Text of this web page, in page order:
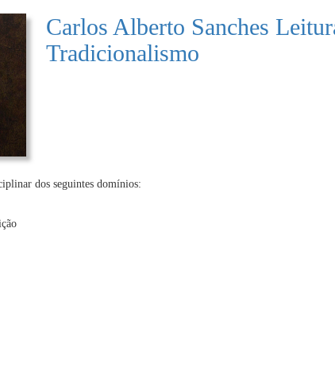
Carlos Alberto Sanches
Tradicionalismo
dos seguintes domínios: